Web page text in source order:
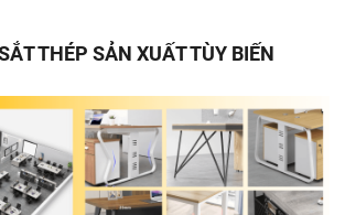
THÉP SẢN XUẤT TÙY BIẾN